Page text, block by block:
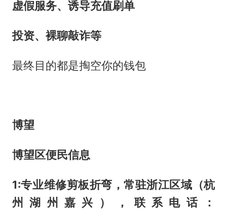
虚假服务、诱导充值刷单
投资、裸聊敲诈等
最终目的都是掏空你的钱包
博望
博望区便民信息
1:专业维修剪板折弯，常驻浙江区域（杭
州湖州嘉兴），联系电话：